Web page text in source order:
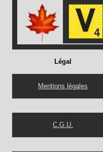
Légal
Mentions légales
C.G.U.